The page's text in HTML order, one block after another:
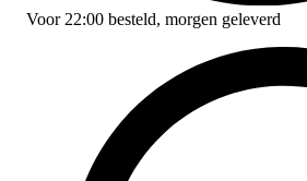
Voor 22:00 besteld, morgen geleverd